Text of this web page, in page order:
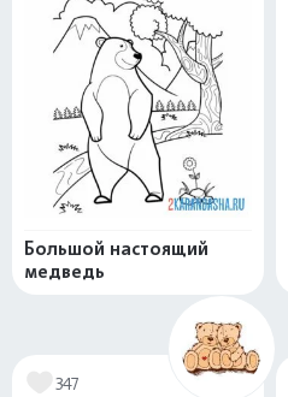
Большой настоящий
медведь
347